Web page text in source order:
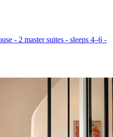
- 2 master suites - sleeps 4–6 -